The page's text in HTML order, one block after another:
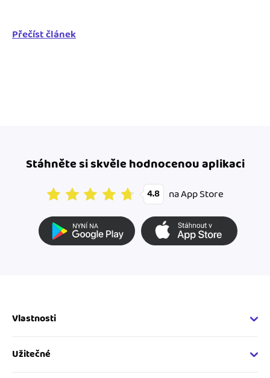
Přečíst článek
Stáhněte si skvěle hodnocenou aplikaci
4.8 na App Store
Vlastnosti
Fakturační vlastnosti
Online fakturace
Užitečné
Nápověda